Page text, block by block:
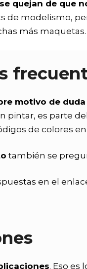
se quejan de que
de modelismo,
más maquetas.
motivo de duda
pintar, es parte
de colores
también se
en el
. Eso